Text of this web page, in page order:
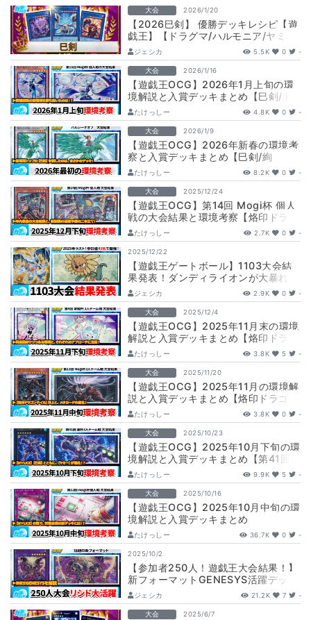
大会 2026/1/20
【2026巳剣】 優勝デッキレシピ【遊
戯王】【ドラグマ/ハルモニア/ヤミ
ー】
ジェシカ 5.5K 0 -
大会 2026/1/16
【遊戯王OCG】2026年1月上旬の環
境解説と入賞デッキまとめ【巳剣/ド
ラゴンテイル/VSK9/メメント/絢嵐…
たけっしー 4.8K 0 -
大会 2026/1/9
【遊戯王OCG】2026年新春の環境考
察と入賞デッキまとめ【巳剣/絢
嵐/VSK9/白き森/アダマシア】【大会
結…
たけっしー 8.2K 0 -
大会 2025/12/24
【遊戯王OCG】第14回 Mogi杯 個人
戦の大会結果と環境考察【烙印ドラゴ
ンテイル/VSK9/巳剣/閃刀姫/…
たけっしー 2.7K 0 -
2025/12/22
【遊戯王ゲートボール】1103大会結
果発表！ダンディライオンが大暴れ！
【参加者43人】【ラギア/クイックダ
ンデ…
ジェシカ 2.9K 0 -
大会 2025/12/4
【遊戯王OCG】2025年11月末の環境
解説と入賞デッキまとめ【烙印ドラゴ
ンテイル/ヤミー/巳剣/M∀LICE…
たけっしー 3.8K 5 -
大会 2025/11/20
【遊戯王OCG】2025年11月の環境解
説と入賞デッキまとめ【烙印ドラゴン
テイル/巳剣/ヤミー/M∀LICE】…
たけっしー 3.8K 0 -
大会 2025/10/23
【遊戯王OCG】2025年10月下旬の環
境解説と入賞デッキまとめ【第41回
蓮杯3人チーム戦】
たけっしー 9.9K 5 -
大会 2025/10/16
【遊戯王OCG】2025年10月中旬の環
境解説と入賞デッキまとめ
【M∀LICE/ドラゴンテイル/巳剣/ヤミ
ー/…
たけっしー 36.7K 0 -
2025/10/2
【参加者250人！遊戯王大会結果！】
新フォーマットGENESYS活躍デッキ
紹介！【ジェネシス】
ジェシカ 21.2K 7 -
大会 2025/6/7